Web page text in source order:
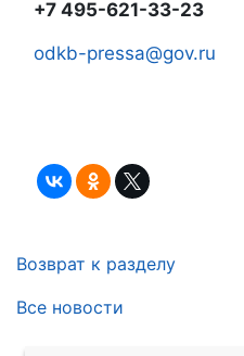
+7 495-621-33-23
odkb-pressa@gov.ru
Возврат к разделу
Все новости